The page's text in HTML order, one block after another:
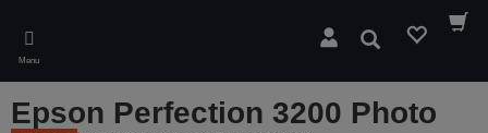
main
content
Menu
Søg
Epson Perfection 3200 Photo